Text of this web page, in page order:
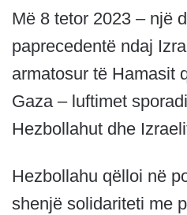
Më 8 tetor 2023 – një
paprecedentë ndaj
armatosur të Hamasit
Gaza – luftimet
Hezbollahut dhe
Hezbollahu qëlloi në
shenjë solidariteti me